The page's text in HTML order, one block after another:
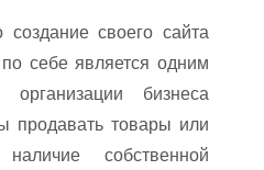
создание своего сайта
себе является одним
бизнеса
продавать товары или
собственной